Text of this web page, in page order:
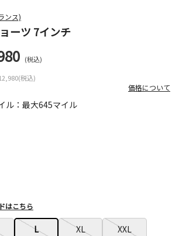
ル：最大645マイル
ンス)
ーツ 7インチ
税込)
(税込)
価格について
L XL XXL
はこちら